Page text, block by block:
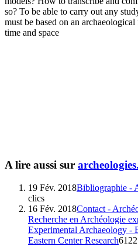
so? To be able to carry out any
must be based on an
time and space
A lire aussi sur
19 Fév. 2018Bibliographie -
clics
16 Fév. 2018Contact -
Recherche en Archéologie
Experimental Archaeology -
Eastern Center Research